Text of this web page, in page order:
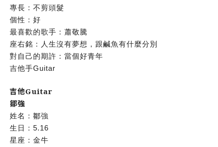
專長：不剪頭髮
個性：好
最喜歡的歌手：蕭敬騰
座右銘：人生沒有夢想，跟鹹魚有什麼分別
對自己的期許：當個好青年
吉他手Guitar
吉他Guitar
鄒強
姓名：鄒強
生日：5.16
星座：金牛